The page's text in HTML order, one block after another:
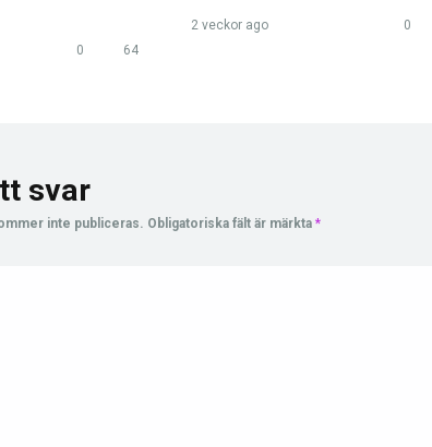
0 64
2 veckor ago 0
svar
inte publiceras. Obligatoriska fält är märkta *